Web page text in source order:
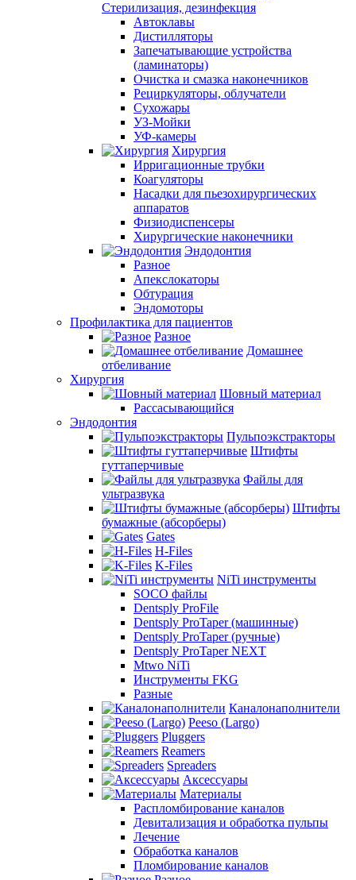
Стерилизация, дезинфекция
Автоклавы
Дистилляторы
Запечатывающие устройства
(ламинаторы)
Очистка и смазка наконечников
Рециркуляторы, облучатели
Сухожары
УЗ-Мойки
УФ-камеры
Хирургия
Ирригационные трубки
Коагуляторы
Насадки для пьезохирургических
аппаратов
Физиодиспенсеры
Хирургические наконечники
Эндодонтия
Разное
Апекслокаторы
Обтурация
Эндомоторы
Профилактика для пациентов
Разное
Домашнее
отбеливание
Хирургия
Шовный материал
Рассасывающийся
Эндодонтия
Пульпоэкстракторы
Штифты
гуттаперчивые
Файлы для
ультразвука
Штифты
бумажные (абсорберы)
Gates
H-Files
K-Files
NiTi инструменты
SOCO файлы
Dentsply ProFile
Dentsply ProTaper (машинные)
Dentsply ProTaper (ручные)
Dentsply ProTaper NEXT
Mtwo NiTi
Инструменты FKG
Разные
Каналонаполнители
Peeso (Largo)
Pluggers
Reamers
Spreaders
Аксессуары
Материалы
Распломбирование каналов
Девитализация и обработка пульпы
Лечение
Обработка каналов
Пломбирование каналов